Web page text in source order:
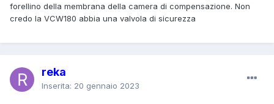
forellino della membrana della camera di compensazione. Non
credo la VCW180 abbia una valvola di sicurezza
reka
Inserita: 20 gennaio 2023